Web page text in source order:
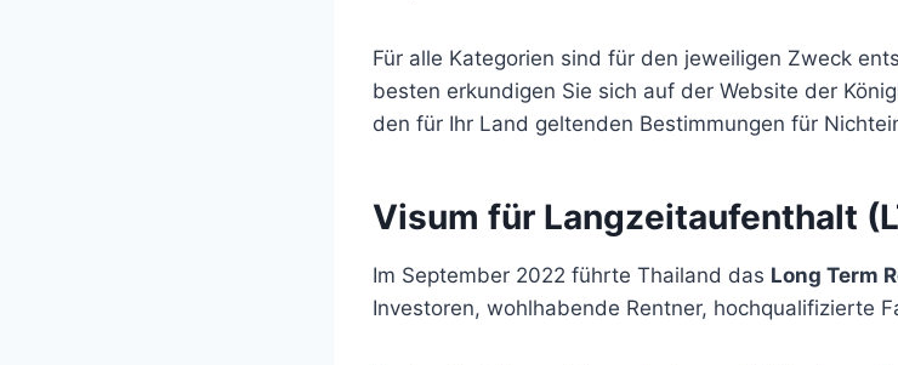
Für alle Kategorien sind für den jeweiligen Zweck
besten erkundigen Sie sich auf der Website der
den für Ihr Land geltenden Bestimmungen für
Visum für Langzeitaufenthalt
Im September 2022 führte Thailand das Long Term
Investoren, wohlhabende Rentner, hochqualifizierte